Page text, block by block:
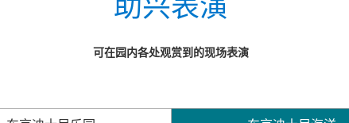
可在园内各处观赏到的现场表演